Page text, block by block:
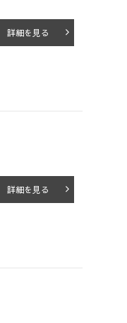
詳細を見る
詳細を見る